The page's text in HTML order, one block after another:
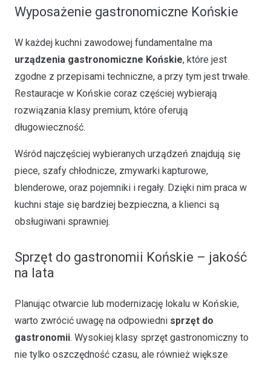
Wyposażenie gastronomiczne Końskie
W każdej kuchni zawodowej fundamentalne ma
urządzenia gastronomiczne Końskie, które jest
zgodne z przepisami techniczne, a przy tym jest trwałe.
Restauracje w Końskie coraz częściej wybierają
rozwiązania klasy premium, które oferują
długowieczność.
Wśród najczęściej wybieranych urządzeń znajdują się
piece, szafy chłodnicze, zmywarki kapturowe,
blenderowe, oraz pojemniki i regały. Dzięki nim praca w
kuchni staje się bardziej bezpieczna, a klienci są
obsługiwani sprawniej.
Sprzęt do gastronomii Końskie – jakość
na lata
Planując otwarcie lub modernizację lokalu w Końskie,
warto zwrócić uwagę na odpowiedni sprzęt do
gastronomii. Wysokiej klasy sprzęt gastronomiczny to
nie tylko oszczędność czasu, ale również większe